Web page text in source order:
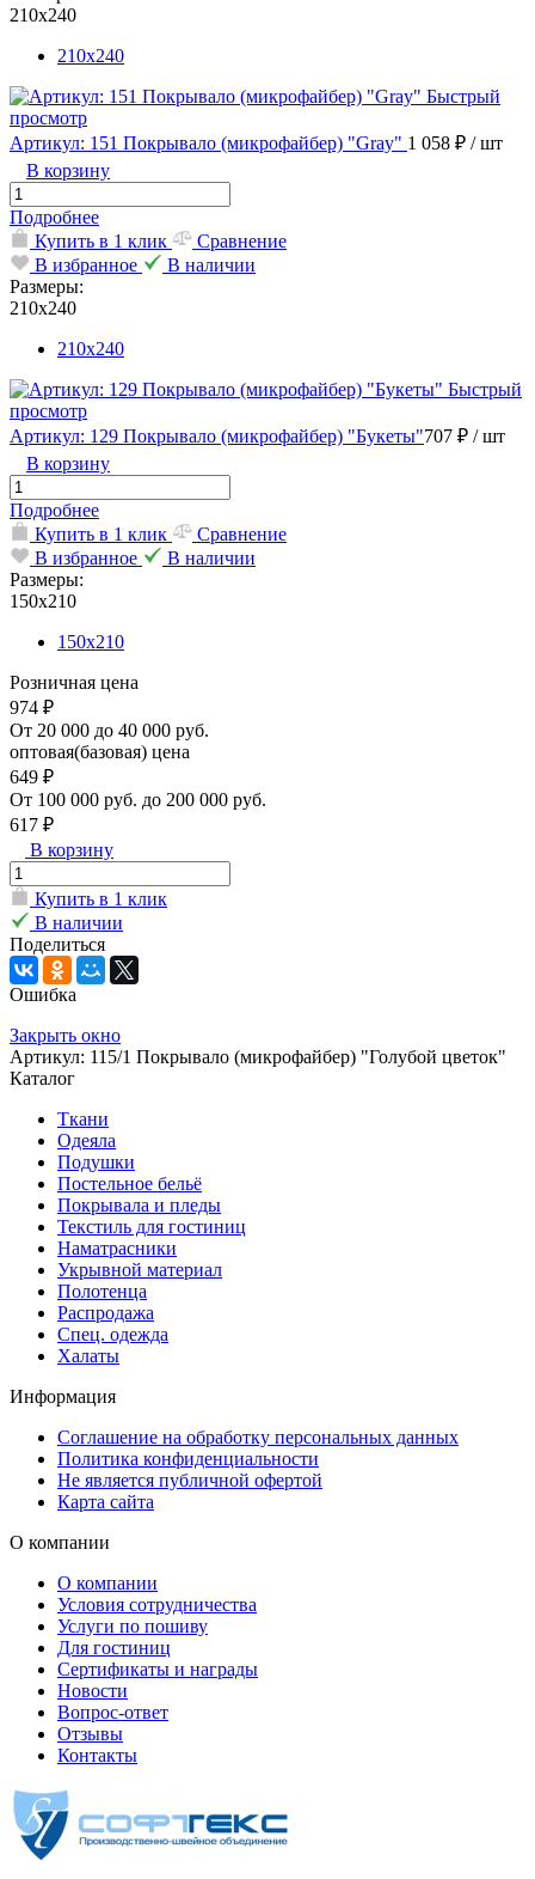
210х240
210х240
Быстрый
просмотр
Артикул: 151 Покрывало (микрофайбер) "Gray" 1 058 ₽ / шт
В корзину
Подробнее
Купить в 1 клик
Сравнение
В избранное
В наличии
Размеры:
210х240
210х240
Быстрый
просмотр
Артикул: 129 Покрывало (микрофайбер) "Букеты"707 ₽ / шт
В корзину
Подробнее
Купить в 1 клик
Сравнение
В избранное
В наличии
Размеры:
150х210
150х210
Розничная цена
974 ₽
От 20 000 до 40 000 руб.
оптовая(базовая) цена
649 ₽
От 100 000 руб. до 200 000 руб.
617 ₽
В корзину
Купить в 1 клик
В наличии
Поделиться
Ошибка
Закрыть окно
Артикул: 115/1 Покрывало (микрофайбер) "Голубой цветок"
Каталог
Ткани
Одеяла
Подушки
Постельное бельё
Покрывала и пледы
Текстиль для гостиниц
Наматрасники
Укрывной материал
Полотенца
Распродажа
Спец. одежда
Халаты
Информация
Соглашение на обработку персональных данных
Политика конфиденциальности
Не является публичной офертой
Карта сайта
О компании
О компании
Условия сотрудничества
Услуги по пошиву
Для гостиниц
Сертификаты и награды
Новости
Вопрос-ответ
Отзывы
Контакты